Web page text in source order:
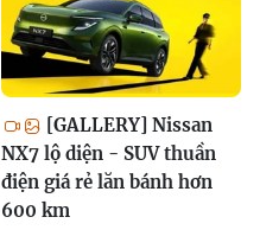
[GALLERY] Nissan
NX7 lộ diện - SUV thuần
điện giá rẻ lăn bánh hơn
600 km